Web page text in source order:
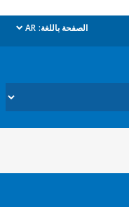
الصفحة باللغة: AR
dropdown